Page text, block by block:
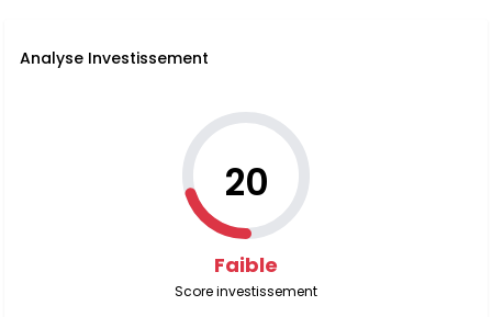
Analyse Investissement
20
Faible
Score investissement